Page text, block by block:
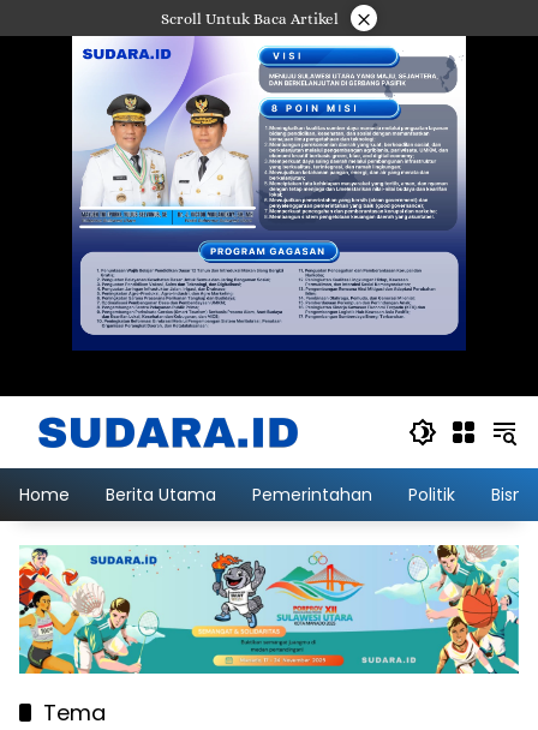
ke
Scroll Untuk Baca Artikel ×
Home Berita Utama Pemerintahan Politik
Tema